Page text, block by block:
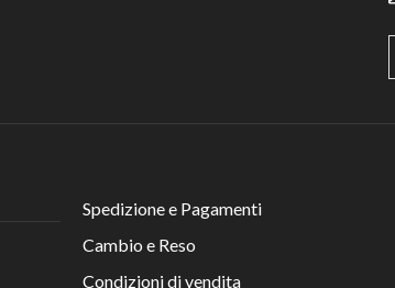
Spedizione e Pagamenti
Cambio e Reso
Condizioni di vendita